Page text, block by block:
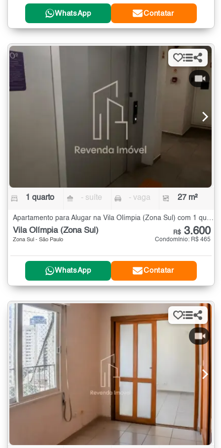
WhatsApp Contatar
1 quarto - suíte - vaga 27 m²
Apartamento para Alugar na Vila Olímpia (Zona Sul) com 1 quarto - 27 m²
Vila Olímpia (Zona Sul)
Zona Sul - São Paulo
R$ 3.600
Condomínio: R$ 465
WhatsApp Contatar